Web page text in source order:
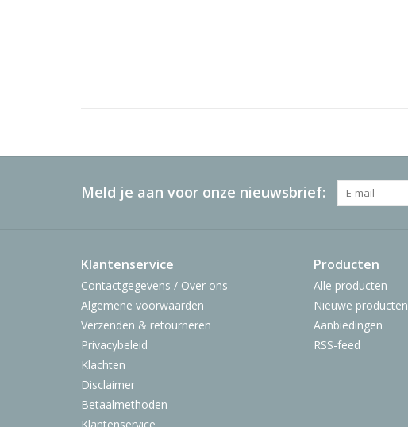
Meld je aan voor onze nieuwsbrief:
Klantenservice
Contactgegevens / Over ons
Algemene voorwaarden
Verzenden & retourneren
Privacybeleid
Klachten
Disclaimer
Betaalmethoden
Producten
Alle producten
Nieuwe producten
Aanbiedingen
RSS-feed